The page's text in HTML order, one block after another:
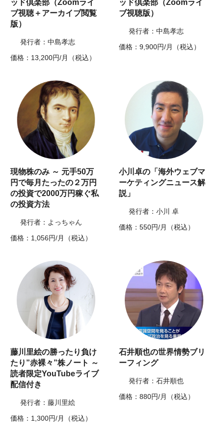
ッド倶楽部（Zoomライ
ブ視聴＋アーカイブ閲覧
版）
発行者：中島孝志
価格：13,200円/月（税込）
ッド倶楽部（Zoomライ
ブ視聴版）
発行者：中島孝志
価格：9,900円/月（税込）
現物株のみ ～ 元手50万
円で毎月たったの２万円
の投資で2000万円稼ぐ私
の投資方法
発行者：よっちゃん
価格：1,056円/月（税込）
小川卓の「海外ウェブマ
ーケティングニュース解
説」
発行者：小川 卓
価格：550円/月（税込）
藤川里絵の勝ったり負け
たり”赤裸々”株ノート ～
読者限定YouTubeライブ
配信付き
発行者：藤川里絵
価格：1,300円/月（税込）
石井順也の世界情勢ブリ
ーフィング
発行者：石井順也
価格：880円/月（税込）